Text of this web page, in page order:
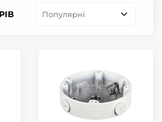
Популярні